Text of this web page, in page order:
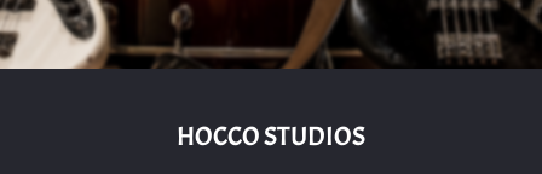
HOCCO STUDIOS